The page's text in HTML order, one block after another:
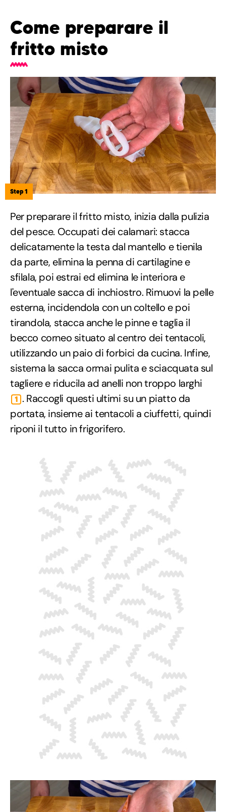
Come preparare il
fritto misto
Step 1
Per preparare il fritto misto, inizia dalla pulizia
del pesce. Occupati dei calamari: stacca
delicatamente la testa dal mantello e tienila
da parte, elimina la penna di cartilagine e
sfilala, poi estrai ed elimina le interiora e
l'eventuale sacca di inchiostro. Rimuovi la pelle
esterna, incidendola con un coltello e poi
tirandola, stacca anche le pinne e taglia il
becco corneo situato al centro dei tentacoli,
utilizzando un paio di forbici da cucina. Infine,
sistema la sacca ormai pulita e sciacquata sul
tagliere e riducila ad anelli non troppo larghi
1 . Raccogli questi ultimi su un piatto da
portata, insieme ai tentacoli a ciuffetti, quindi
riponi il tutto in frigorifero.